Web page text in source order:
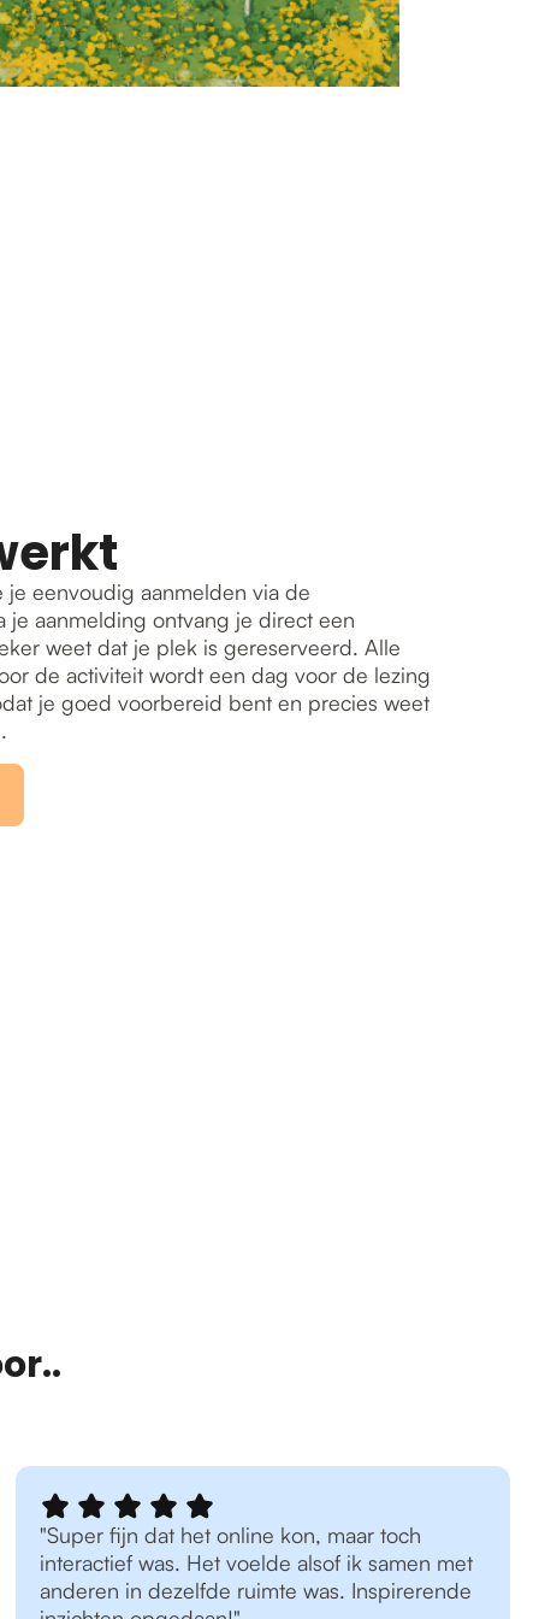
eenvoudig aanmelden via de
je aanmelding ontvang je direct een
weet dat je plek is gereserveerd. Alle
de activiteit wordt een dag voor de lezing
je goed voorbereid bent en precies weet
"Super fijn dat het online kon, maar toch
interactief was. Het voelde alsof ik samen met
anderen in dezelfde ruimte was. Inspirerende